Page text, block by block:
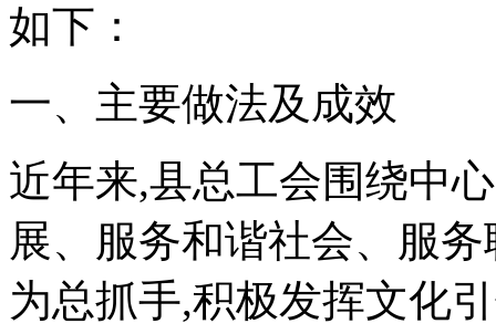
如下：
一、主要做法及成效
近年来,县总工会围绕中
展、服务和谐社会、服
为总抓手,积极发挥文化